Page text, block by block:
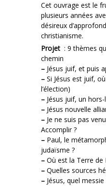
Cet ouvrage est le
plusieurs années
désireux
christianisme.
Projet : 9 thèmes
chemin
– Jésus juif, et puis
– Si Jésus est juif,
l’élection)
– Jésus juif, un
– Jésus nouvelle
– Je ne suis pas
Accomplir ?
– Paul, le
judaïsme ?
– Où est la Terre de
– Quelles sources
– Jésus, quel messie